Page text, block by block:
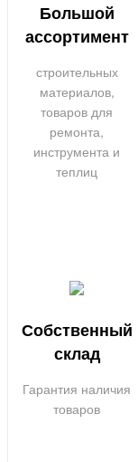
Большой
ассортимент
строительных
материалов,
товаров для
ремонта,
инструмента и
теплиц
Собственный
склад
Гарантия наличия
товаров